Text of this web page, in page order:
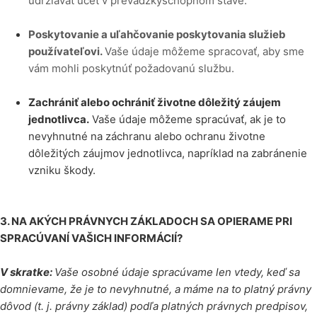
Poskytovanie a uľahčovanie poskytovania služieb
používateľovi.Vaše údaje môžeme spracovať, aby sme
vám mohli poskytnúť požadovanú službu.
Zachrániť alebo ochrániť životne dôležitý záujem
jednotlivca. Vaše údaje môžeme spracúvať, ak je to
nevyhnutné na záchranu alebo ochranu životne
dôležitých záujmov jednotlivca, napríklad na zabránenie
vzniku škody.
3. NA AKÝCH PRÁVNYCH ZÁKLADOCH SA OPIERAME PRI
SPRACÚVANÍ VAŠICH INFORMÁCIÍ?
V skratke: Vaše osobné údaje spracúvame len vtedy, keď sa
domnievame, že je to nevyhnutné, a máme na to platný právny
dôvod (t. j. právny základ) podľa platných právnych predpisov,